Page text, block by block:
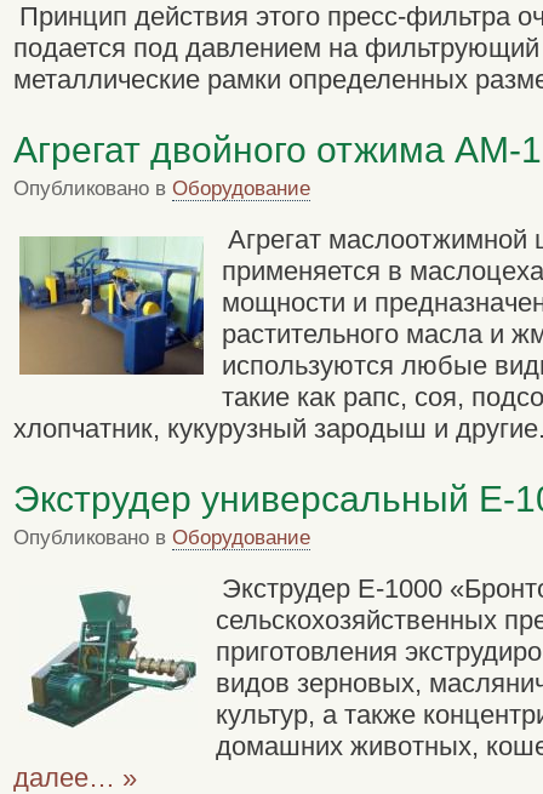
Принцип действия этого пресс-фильтра
подается под давлением на
металлические рамки определенных
Агрегат двойного отжима АМ-
Опубликовано в Оборудование
Агрегат
применяется в
мощности и
растительного масла и
используются любые
такие как рапс, соя,
хлопчатник, кукурузный зародыш и
Экструдер универсальный Е-
Опубликовано в Оборудование
Экструдер Е-1000
сельскохозяйственных
приготовления
видов зерновых,
культур, а также
домашних животных,
далее… »